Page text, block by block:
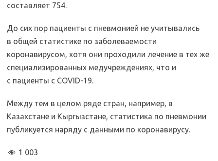
составляет 754.
До сих пор пациенты с пневмонией не учитывались
в общей статистике по заболеваемости
коронавирусом, хотя они проходили лечение в тех же
специализированных медучреждениях, что и
с пациенты с COVID-19.
Между тем в целом ряде стран, например, в
Казахстане и Кыргызстане, статистика по пневмонии
публикуется наряду с данными по коронавирусу.
1 003